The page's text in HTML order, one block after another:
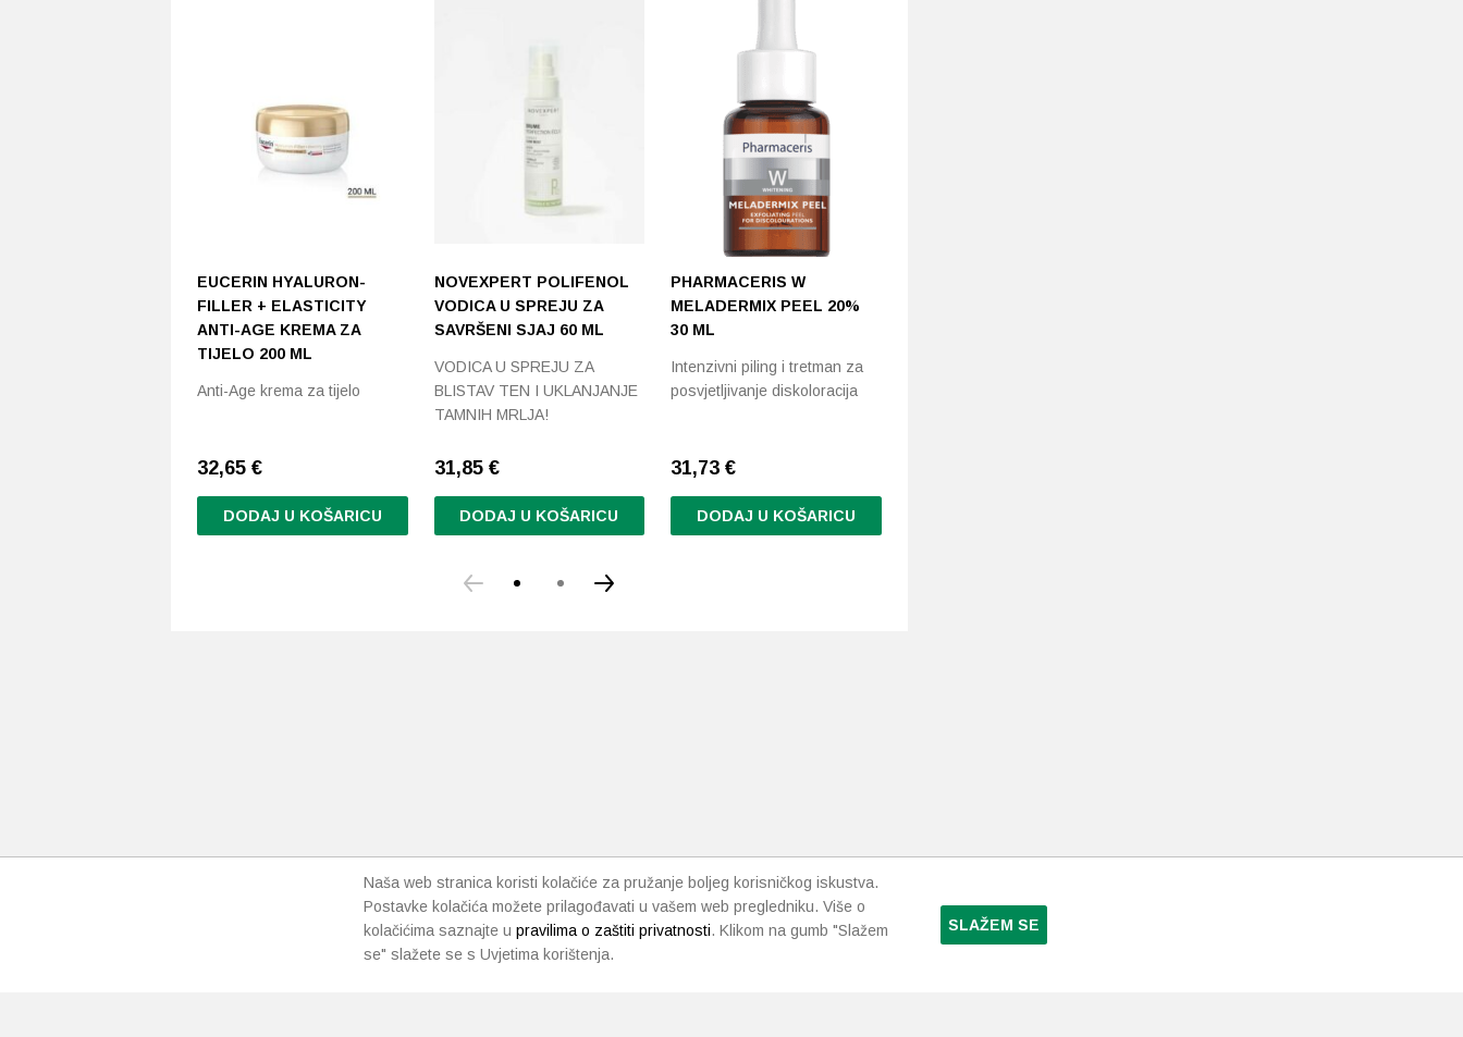
EUCERIN HYALURON-
FILLER + ELASTICITY
ANTI-AGE KREMA ZA
TIJELO 200 ML
Anti-Age krema za tijelo
32,65 €
DODAJ U KOŠARICU
NOVEXPERT POLIFENOL
VODICA U SPREJU ZA
SAVRŠENI SJAJ 60 ML
VODICA U SPREJU ZA
BLISTAV TEN I UKLANJANJE
TAMNIH MRLJA!
31,85 €
DODAJ U KOŠARICU
PHARMACERIS W
MELADERMIX PEEL 20%
30 ML
Intenzivni piling i tretman za
posvjetljivanje diskoloracija
31,73€
DODAJ U KOŠARICU
Naša web stranica koristi kolačiće za pružanje boljeg korisničkog iskustva.
Postavke kolačića možete prilagođavati u vašem web pregledniku. Više o
kolačićima saznajte u pravilima o zaštiti privatnosti. Klikom na gumb "Slažem
se" slažete se s Uvjetima korištenja.
SLAŽEM SE